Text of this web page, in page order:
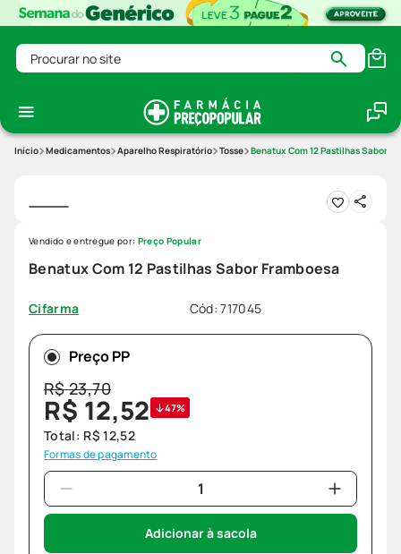
Procurar no site
Medicamentos Aparelho Respiratório Tosse Benatux Com 12 Pastilhas Sabor
Benatux Com 12 Pastilhas Sabor Framboesa
Cifarma Cód:717045
Vendido e entregue por: Preço Popular
Preço PP
R$23,70
R$ 12,52 47%
Total: R$ 12,52
Formas de pagamento
Adicionar à sacola